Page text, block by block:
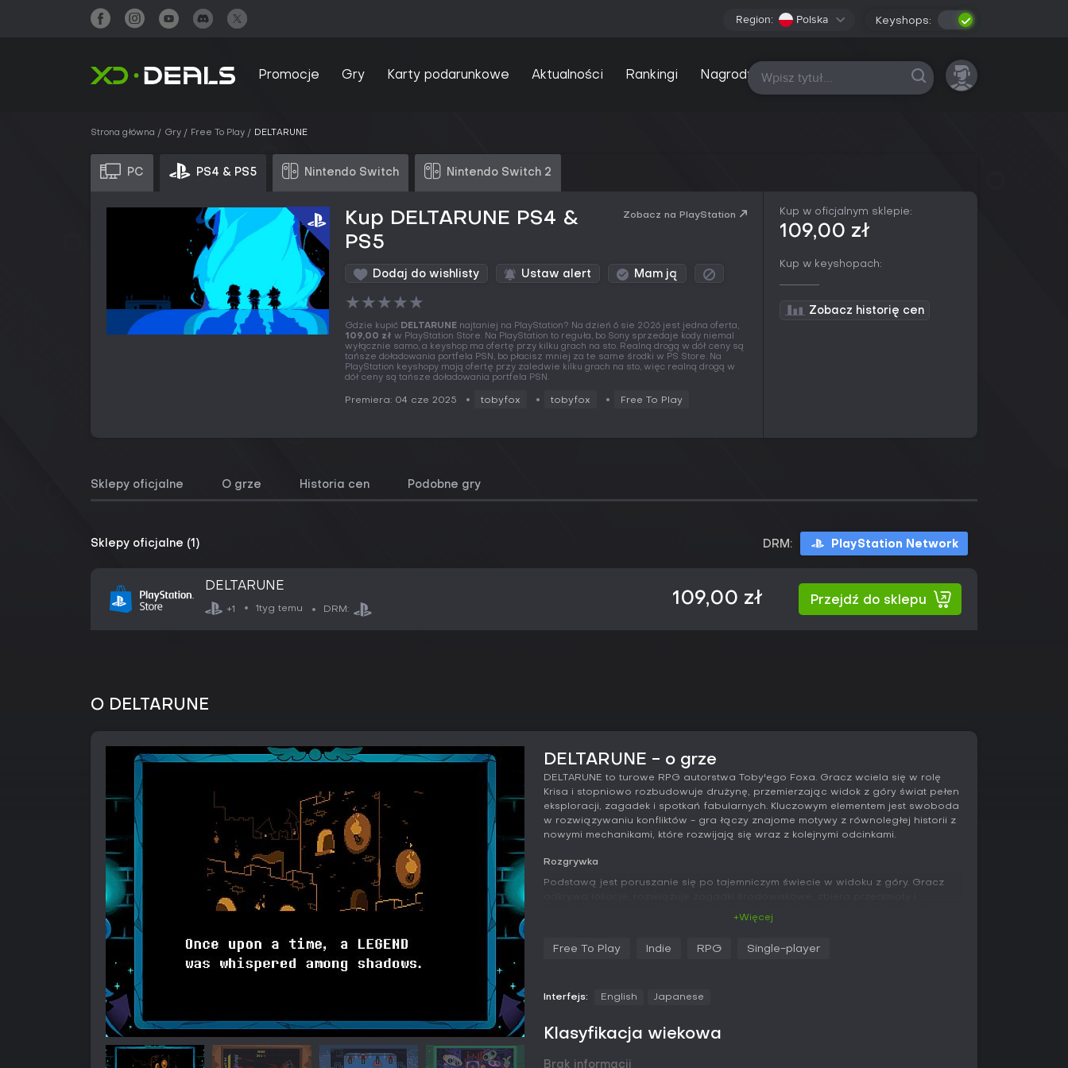
Region: Polska Keyshops:
Promocje Gry Karty podarunkowe Aktualności Rankingi Nagrody Wszystkie platformy
Strona główna Gry Free To Play DELTARUNE
PC PS4 & PS5 Nintendo Switch Nintendo Switch 2
Kup DELTARUNE PS4 &
PS5
Zobacz na PlayStation
Dodaj do wishlisty Ustaw alert Mam ją
★★★★★
Gdzie kupić DELTARUNE najtaniej na PlayStation? Na dzień 6 sie 2026 jest jedna oferta,
109,00 zł w PlayStation Store. Na PlayStation to reguła, bo Sony sprzedaje kody niemal
wyłącznie samo, a keyshop ma ofertę przy kilku grach na sto. Realną drogą w dół ceny są
tańsze doładowania portfela PSN, bo płacisz mniej za te same środki w PS Store. Na
PlayStation keyshopy mają ofertę przy zaledwie kilku grach na sto, więc realną drogą w
dół ceny są tańsze doładowania portfela PSN.
Premiera: 04 cze 2025 tobyfox tobyfox Free To Play
Kup w oficjalnym sklepie:
109,00 zł
Kup w keyshopach:
Zobacz historię cen
Sklepy oficjalne O grze Historia cen Podobne gry
Sklepy oficjalne (1) DRM: PlayStation Network
DELTARUNE
+1 1tyg temu DRM:
109,00 zł Przejdź do sklepu
O DELTARUNE
DELTARUNE - o grze
DELTARUNE to turowe RPG autorstwa Toby'ego Foxa. Gracz wciela się w rolę
Krisa i stopniowo rozbudowuje drużynę, przemierzając widok z góry świat pełen
eksploracji, zagadek i spotkań fabularnych. Kluczowym elementem jest swoboda
w rozwiązywaniu konfliktów - gra łączy znajome motywy z równoległej historii z
nowymi mechanikami, które rozwijają się wraz z kolejnymi odcinkami.
Rozgrywka
Podstawą jest poruszanie się po tajemniczym świecie w widoku z góry. Gracz
Poruszanie się jest celowe, a w niektórych miejscach pojawiają się lekkie
darowanie i obrona. Polecenie „działanie" pozwala na indywidualne interakcje z
Podczas tur wroga trzeba precyzyjnie unikać pocisków w stylu bullet hell, co
dodaje napięcia i wymaga refleksu. Do drużyny dołączają nowi członkowie,
+Więcej
Free To Play Indie RPG Single-player
Interfejs: English Japanese
Klasyfikacja wiekowa
Brak informacji